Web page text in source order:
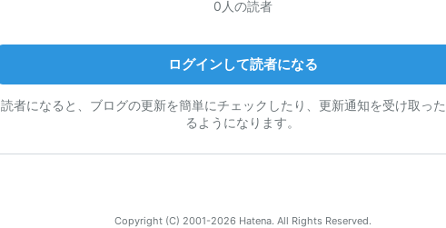
0人の読者
ログインして読者になる
読者になると、ブログの更新を簡単にチェックしたり、更新通知を受け取っ
るようになります。
Copyright (C) 2001-2026 Hatena. All Rights Reserved.